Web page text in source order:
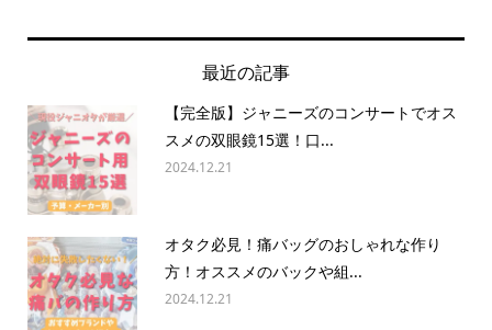
最近の記事
【完全版】ジャニーズのコンサートでオス
スメの双眼鏡15選！口...
2024.12.21
オタク必見！痛バッグのおしゃれな作り
方！オススメのバックや組...
2024.12.21